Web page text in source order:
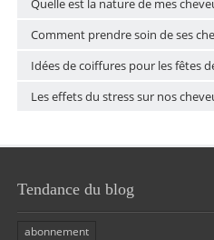
Quelle est la nature de mes
Comment prendre soin de ses
Idées de coiffures pour les fêtes
Les effets du stress sur nos
Tendance du blog
abonnement